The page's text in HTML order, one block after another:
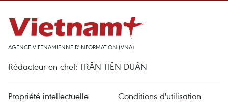
AGENCE VIETNAMIENNE D'INFORMATION (VNA)
Rédacteur en chef: TRÂN TIÊN DUÂN
Propriété intellectuelle
Conditions d'utilisation